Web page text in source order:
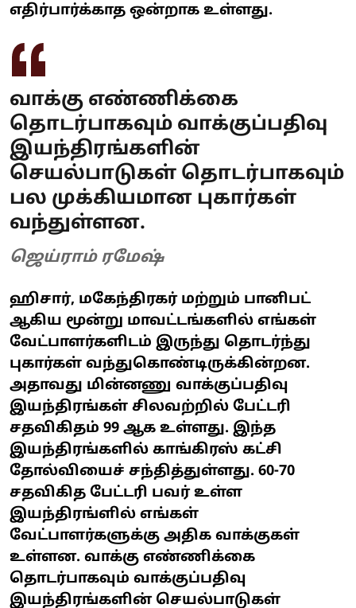
எதிர்பார்க்காத ஒன்றாக உள்ளது.
வாக்கு எண்ணிக்கை
தொடர்பாகவும் வாக்குப்பதிவு
இயந்திரங்களின்
செயல்பாடுகள் தொடர்பாகவும்
பல முக்கியமான புகார்கள்
வந்துள்ளன.
ஜெய்ராம் ரமேஷ்
ஹிசார், மகேந்திரகர் மற்றும் பானிபட்
ஆகிய மூன்று மாவட்டங்களில் எங்கள்
வேட்பாளர்களிடம் இருந்து தொடர்ந்து
புகார்கள் வந்துகொண்டிருக்கின்றன.
அதாவது மின்னணு வாக்குப்பதிவு
இயந்திரங்கள் சிலவற்றில் பேட்டரி
சதவிகிதம் 99 ஆக உள்ளது. இந்த
இயந்திரங்களில் காங்கிரஸ் கட்சி
தோல்வியைச் சந்தித்துள்ளது. 60-70
சதவிகித பேட்டரி பவர் உள்ள
இயந்திரங்ளில் எங்கள்
வேட்பாளர்களுக்கு அதிக வாக்குகள்
உள்ளன. வாக்கு எண்ணிக்கை
தொடர்பாகவும் வாக்குப்பதிவு
இயந்திரங்களின் செயல்பாடுகள்